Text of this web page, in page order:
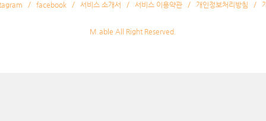
facebook 서비스 소개서 서비스 이용약관 개인정보처리방침
M.able All Right Reserved.